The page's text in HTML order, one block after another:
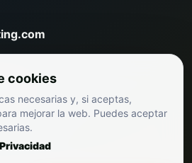
cookies
necesarias y, si aceptas,
mejorar la web. Puedes aceptar
Privacidad